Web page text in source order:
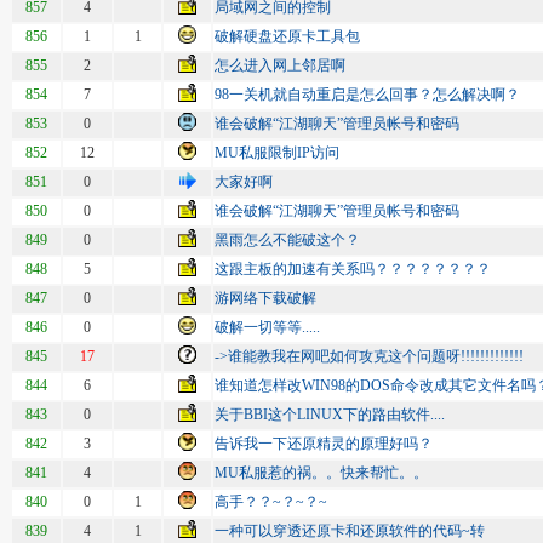
857 4
局域网之间的控制
856
1 1
破解硬盘还原卡工具包
855
2
怎么进入网上邻居啊
854
7
98一关机就自动重启是怎么回事？怎么解决啊？
853
0
谁会破解“江湖聊天”管理员帐号和密码
852
12
MU私服限制IP访问
851
0
大家好啊
850
0
谁会破解“江湖聊天”管理员帐号和密码
849
0
黑雨怎么不能破这个？
848
5
这跟主板的加速有关系吗？？？？？？？？
847
0
游网络下载破解
846
0
破解一切等等.....
845
17
->谁能教我在网吧如何攻克这个问题呀!!!!!!!!!!!!!
844
6
谁知道怎样改WIN98的DOS命令改成其它文件名吗
843
0
关于BBI这个LINUX下的路由软件....
842
3
告诉我一下还原精灵的原理好吗？
841
4
MU私服惹的祸。。快来帮忙。。
840
0 1
高手？？~？~？~
839
4 1 一种可以穿透还原卡和还原软件的代码~转